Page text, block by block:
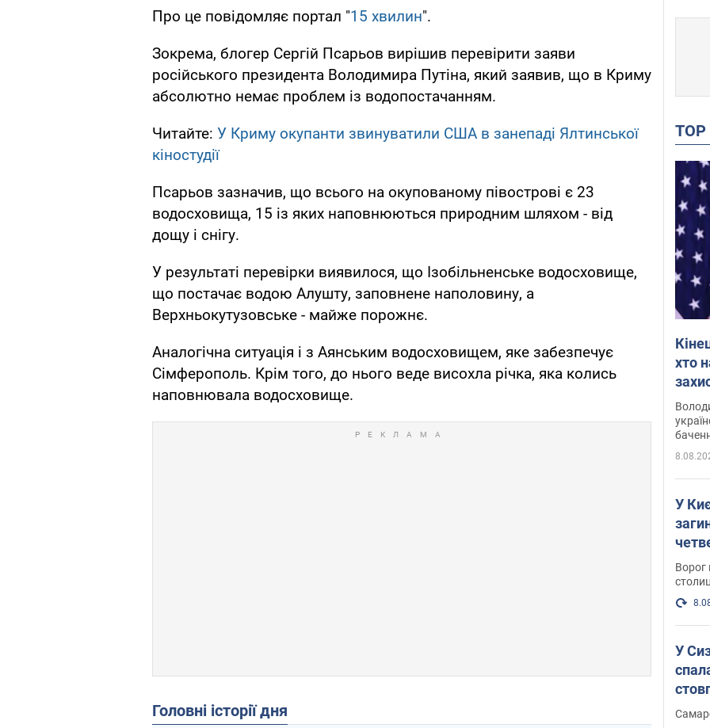
Про це повідомляє портал "15 хвилин".
Зокрема, блогер Сергій Псарьов вирішив перевірити заяви
російського президента Володимира Путіна, який заявив, що в Криму
абсолютно немає проблем із водопостачанням.
Читайте: У Криму окупанти звинуватили США в занепаді Ялтинської
кіностудії
Псарьов зазначив, що всього на окупованому півострові є 23
водосховища, 15 із яких наповнюються природним шляхом - від
дощу і снігу.
У результаті перевірки виявилося, що Ізобільненське водосховище,
що постачає водою Алушту, заповнене наполовину, а
Верхньокутузовське - майже порожнє.
Аналогічна ситуація і з Аянським водосховищем, яке забезпечує
Сімферополь. Крім того, до нього веде висохла річка, яка колись
наповнювала водосховище.
Головні історії дня
хто
у
У
Ворог
У